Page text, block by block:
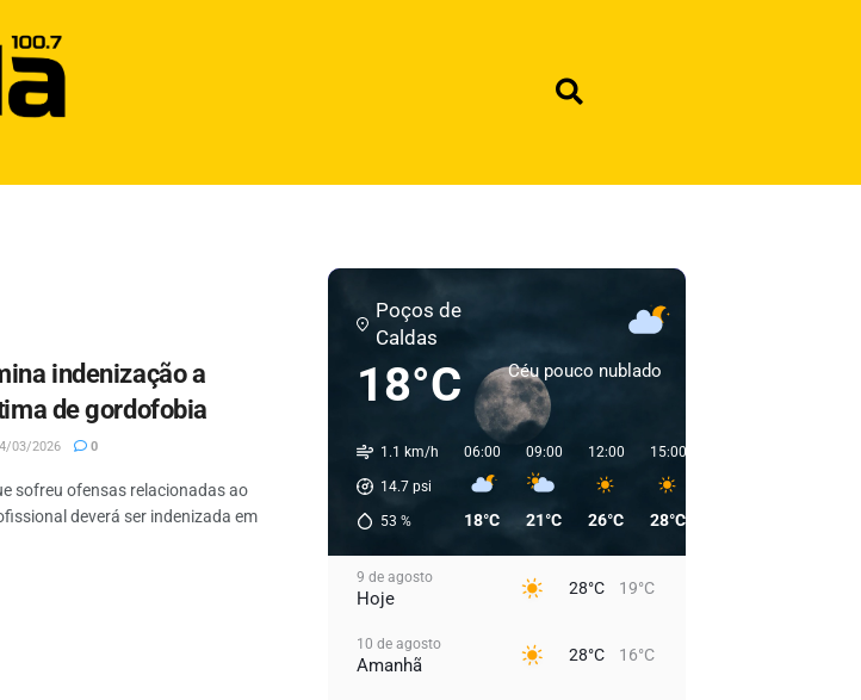
indenização a
de gordofobia
03/2026 0
sofreu ofensas relacionadas ao
deverá ser indenizada em
Poços de
Caldas
18°C Céu pouco nublado
1.1 km/h
14.7 psi
53 %
06:00
18°C
09:00
21°C
12:00
26°C
15:00
28°C
9 de agosto
Hoje 28°C 19°C
10 de agosto
Amanhã 28°C 16°C